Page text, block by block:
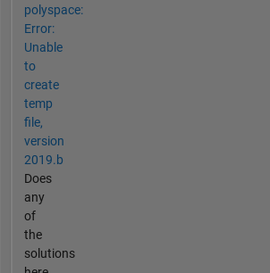
polyspace:
Error:
Unable
to
create
temp
file,
version
2019.b
Does
any
of
the
solutions